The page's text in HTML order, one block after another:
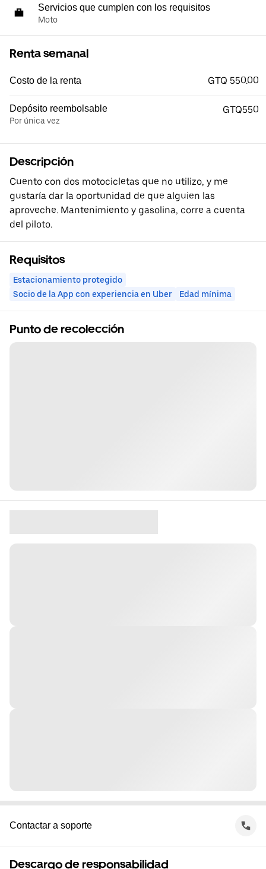
Servicios que cumplen con los requisitos
Moto
Renta semanal
Costo de la renta GTQ 550.00
Depósito reembolsable
Por única vez
GTQ550
Descripción
Cuento con dos motocicletas que no utilizo, y me
gustaría dar la oportunidad de que alguien las
aproveche. Mantenimiento y gasolina, corre a cuenta
del piloto.
Requisitos
Estacionamiento protegido
Socio de la App con experiencia en Uber
Edad mínima
Punto de recolección
Contactar a soporte
Descargo de responsabilidad